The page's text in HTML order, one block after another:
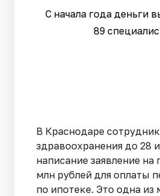
С начала года деньги
89
В Краснодаре
здравоохранения до 28
написание заявление на
млн рублей для оплаты
по ипотеке. Это одна